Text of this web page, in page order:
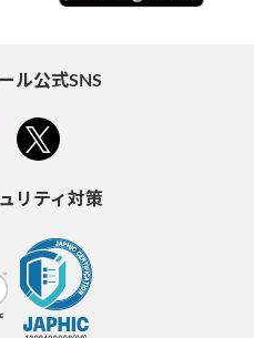
ル公式SNS
リティ対策